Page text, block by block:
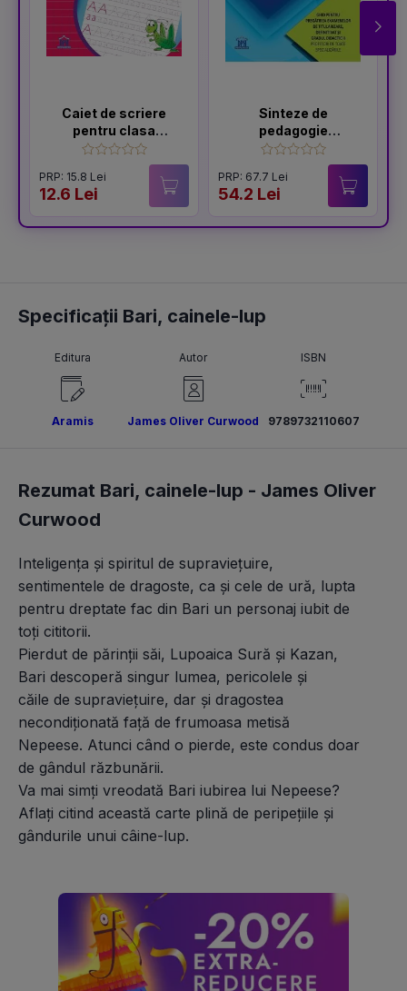
Caiet de scriere
pentru clasa
pregatitoare
PRP: 15.8 Lei
12.6 Lei
Sinteze de
pedagogie
generală: Ghid
pentru pregătirea
examenelor de
titularizare,
definitivat și gradul
PRP: 67.7 Lei
54.2 Lei
Specificații Bari, cainele-lup
Editura
Aramis
Autor
James Oliver Curwood
ISBN
9789732110607
Rezumat Bari, cainele-lup - James Oliver
Curwood
Inteligența și spiritul de supraviețuire,
sentimentele de dragoste, ca și cele de ură, lupta
pentru dreptate fac din Bari un personaj iubit de
toți cititorii.
Pierdut de părinții săi, Lupoaica Sură și Kazan,
Bari descoperă singur lumea, pericolele și
căile de supraviețuire, dar și dragostea
necondiționată față de frumoasa metisă
Nepeese. Atunci când o pierde, este condus doar
de gândul răzbunării.
Va mai simți vreodată Bari iubirea lui Nepeese?
Aflați citind această carte plină de peripețiile și
gândurile unui câine-lup.